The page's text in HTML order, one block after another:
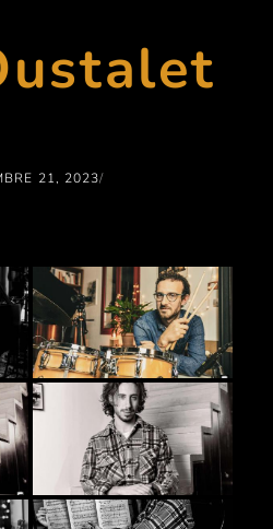
21, 2023/